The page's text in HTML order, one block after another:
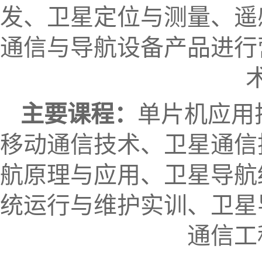
发、卫星定位与测量、
通信与导航设备产品进
主要课程： 单片机应
移动通信技术、卫星通
航原理与应用、卫星导
统运行与维护实训、卫
通信